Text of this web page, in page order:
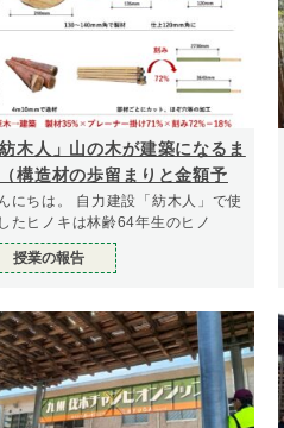
紡木人」山の木が建築になるま
構造材の歩留まりと金額予
自力建設2025
にちは。 自力建設「紡木人」で使
たヒノキは林齢64年生のヒノ
授業の報告